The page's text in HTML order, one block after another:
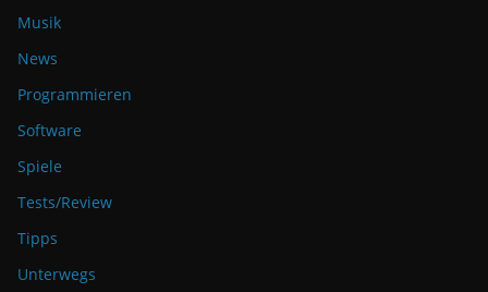
Musik
News
Programmieren
Software
Spiele
Tests/Review
Tipps
Unterwegs